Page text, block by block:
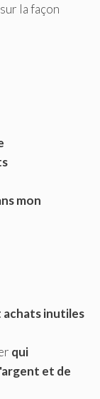
la façon
mon
inutiles
qui
et de